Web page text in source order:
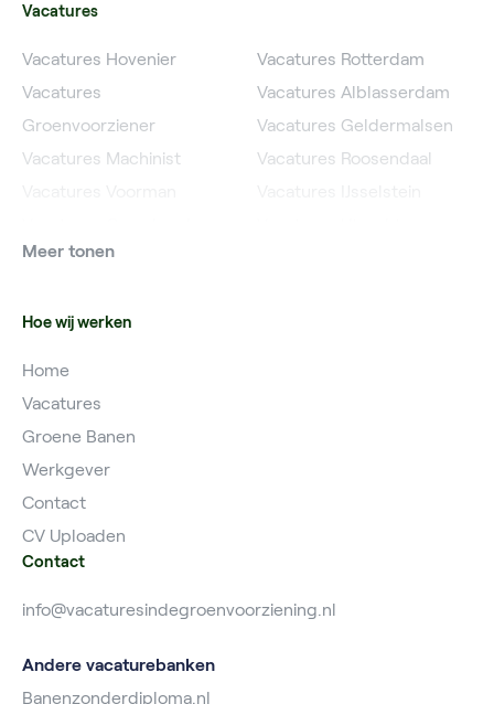
Vacatures
Vacatures Hovenier
Vacatures
Groenvoorziener
Vacatures Machinist
Vacatures Planner
Vacatures Rotterdam
Vacatures Alblasserdam
Vacatures Geldermalsen
Vacatures Roosendaal
Meer tonen
Hoe wij werken
Home
Vacatures
Groene Banen
Werkgever
Contact
CV Uploaden
Contact
info@vacaturesindegroenvoorziening.nl
Andere vacaturebanken
Banenzonderdiploma.nl